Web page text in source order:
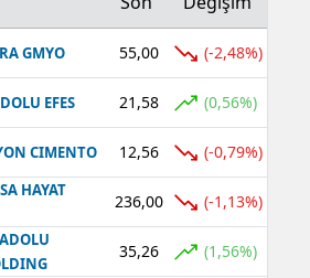
GMYO 55,00 (-2,48%)
EFES 21,58 (0,56%)
CIMENTO 12,56 (-0,79%)
HAYAT
236,00 (-1,13%)
35,26 (1,56%)